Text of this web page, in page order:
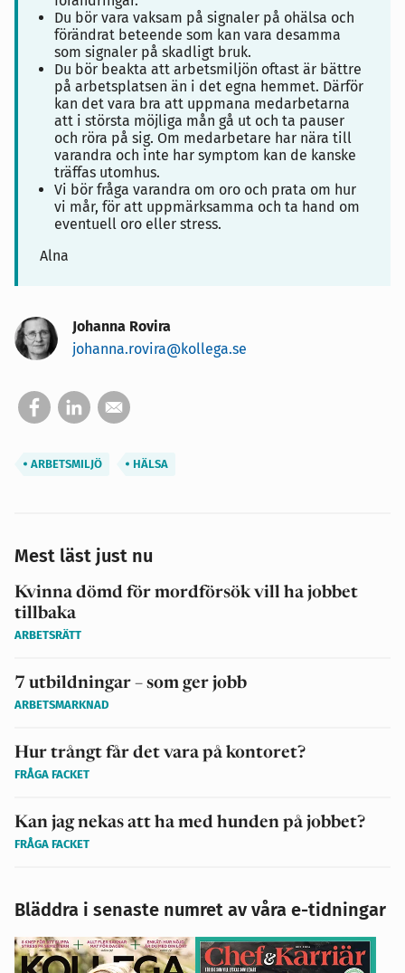
Du bör vara vaksam på signaler på ohälsa och
förändrat beteende som kan vara desamma
som signaler på skadligt bruk.
Du bör beakta att arbetsmiljön oftast är bättre
på arbetsplatsen än i det egna hemmet. Därför
kan det vara bra att uppmana medarbetarna
att i största möjliga mån gå ut och ta pauser
och röra på sig. Om medarbetare har nära till
varandra och inte har symptom kan de kanske
träffas utomhus.
Vi bör fråga varandra om oro och prata om hur
vi mår, för att uppmärksamma och ta hand om
eventuell oro eller stress.
Alna
Johanna Rovira
johanna.rovira@kollega.se
ARBETSMILJÖ HÄLSA
Mest läst just nu
Kvinna dömd för mordförsök vill ha jobbet
tillbaka
ARBETSRÄTT
7 utbildningar – som ger jobb
ARBETSMARKNAD
Hur trångt får det vara på kontoret?
FRÅGA FACKET
Kan jag nekas att ha med hunden på jobbet?
FRÅGA FACKET
Bläddra i senaste numret av våra e-tidningar